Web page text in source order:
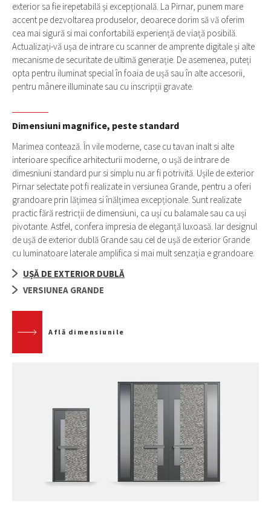
exterior sa fie irepetabilă și excepțională. La Pirnar, punem mare
accent pe dezvoltarea produselor, deoarece dorim să vă oferim
cea mai sigură si mai confortabilă experiență de viață posibilă.
Actualizați-vă ușa de intrare cu scanner de amprente digitale și alte
mecanisme de securitate de ultimă generație. De asemenea, puteți
opta pentru iluminat special în foaia de ușă sau în alte accesorii,
pentru mânere illuminate sau cu inscripții gravate.
Dimensiuni magnifice, peste standard
Marimea contează. În vile moderne, case cu tavan inalt si alte
interioare specifice arhitecturii moderne, o ușă de intrare de
dimesniuni standard pur si simplu nu ar fi potrivită. Ușile de exterior
Pirnar selectate pot fi realizate in versiunea Grande, pentru a oferi
grandoare prin lățimea si înălțimea excepționale. Sunt realizate
practic fără restricții de dimensiuni, ca uși cu balamale sau ca uși
pivotante. Astfel, confera impresia de eleganță luxoasă. Iar designul
de ușă de exterior dublă Grande sau cel de ușă de exterior Grande
cu luminatoare laterale amplifica si mai mult senzația e grandoare.
UȘĂ DE EXTERIOR DUBLĂ
VERSIUNEA GRANDE
Află dimensiunile